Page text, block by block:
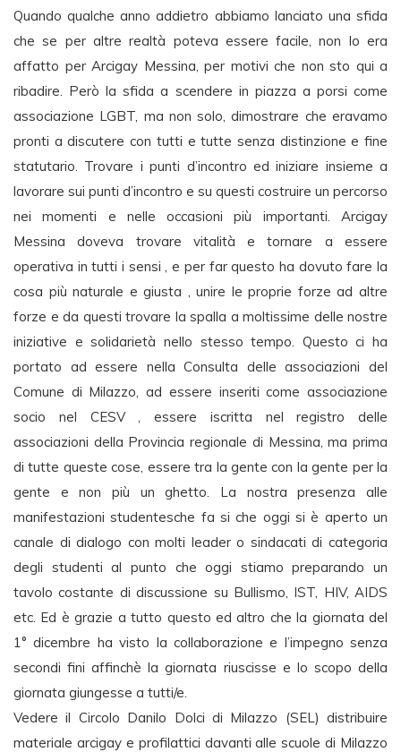
Quando qualche anno addietro abbiamo lanciato una sfida
che se per altre realtà poteva essere facile, non lo era
affatto per Arcigay Messina, per motivi che non sto qui a
ribadire. Però la sfida a scendere in piazza a porsi come
associazione LGBT, ma non solo, dimostrare che eravamo
pronti a discutere con tutti e tutte senza distinzione e fine
statutario. Trovare i punti d’incontro ed iniziare insieme a
lavorare sui punti d’incontro e su questi costruire un percorso
nei momenti e nelle occasioni più importanti. Arcigay
Messina doveva trovare vitalità e tornare a essere
operativa in tutti i sensi , e per far questo ha dovuto fare la
cosa più naturale e giusta , unire le proprie forze ad altre
forze e da questi trovare la spalla a moltissime delle nostre
iniziative e solidarietà nello stesso tempo. Questo ci ha
portato ad essere nella Consulta delle associazioni del
Comune di Milazzo, ad essere inseriti come associazione
socio nel CESV , essere iscritta nel registro delle
associazioni della Provincia regionale di Messina, ma prima
di tutte queste cose, essere tra la gente con la gente per la
gente e non più un ghetto. La nostra presenza alle
manifestazioni studentesche fa si che oggi si è aperto un
canale di dialogo con molti leader o sindacati di categoria
degli studenti al punto che oggi stiamo preparando un
tavolo costante di discussione su Bullismo, IST, HIV, AIDS
etc. Ed è grazie a tutto questo ed altro che la giornata del
1° dicembre ha visto la collaborazione e l’impegno senza
secondi fini affinchè la giornata riuscisse e lo scopo della
giornata giungesse a tutti/e.
Vedere il Circolo Danilo Dolci di Milazzo (SEL) distribuire
materiale arcigay e profilattici davanti alle scuole di Milazzo